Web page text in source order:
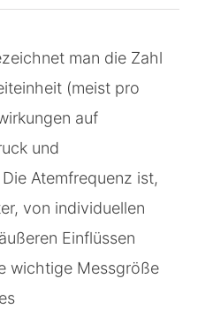
man die Zahl
(meist pro
auf
und
Atemfrequenz ist,
von individuellen
Einflüssen
wichtige Messgröße